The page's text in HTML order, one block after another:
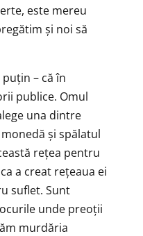
este mereu
și noi să
– că în
publice. Omul
una dintre
și spălatul
rețea pentru
a creat rețeaua ei
suflet. Sunt
unde preoții
murdăria